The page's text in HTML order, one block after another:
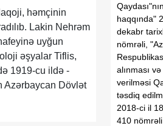
həmçinin
Lakin Nehrəm
uyğun
əşyalar Tiflis,
1919-cu ildə -
Azərbaycan Dövlət
haqqında"
dekabr
nömrəli,
alınması
verilməsi
təsdiq
2018-ci il
410